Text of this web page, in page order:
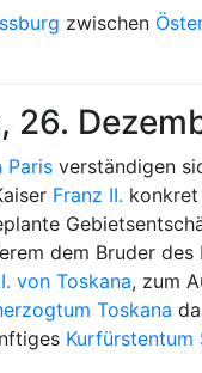
zwischen
26.
Paris verständigen
Franz II.
dem Bruder des
von Toskana, zum
Toskana
Kurfürstentum